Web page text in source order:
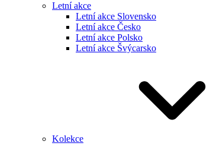
Letní akce
Letní akce Slovensko
Letní akce Česko
Letní akce Polsko
Letní akce Švýcarsko
Kolekce